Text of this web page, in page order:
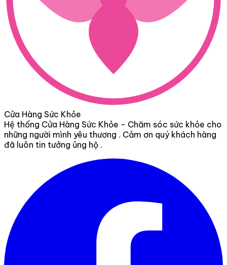
Cửa Hàng Sức Khỏe
Hệ thống Cửa Hàng Sức Khỏe - Chăm sóc sức khỏe cho
những người mình yêu thương . Cảm ơn quý khách hàng
đã luôn tin tưởng ủng hộ .